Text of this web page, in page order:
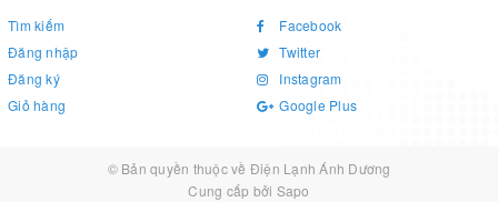
Tìm kiếm
Đăng nhập
Đăng ký
Giỏ hàng
Facebook
Twitter
Instagram
Google Plus
© Bản quyền thuộc về Điện Lạnh Ánh Dương
Cung cấp bởi Sapo